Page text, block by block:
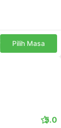
Pilih Masa
5.0